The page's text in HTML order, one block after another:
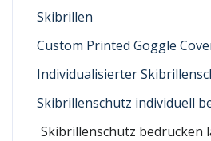
Skibrillen
Custom Printed Goggle
Individualisierter
Skibrillenschutz individuell
Skibrillenschutz bedrucken